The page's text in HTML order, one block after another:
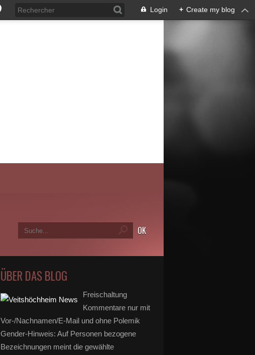
Login + Create my blog
ÜBER DAS BLOG
Freischaltung
Kommentare nur mit
Vor-/Nachnamen/E-Mail und ohne Polemik
Gender-Hinweis: Auf Personen bezogene
Bezeichnungen meint die gewählte